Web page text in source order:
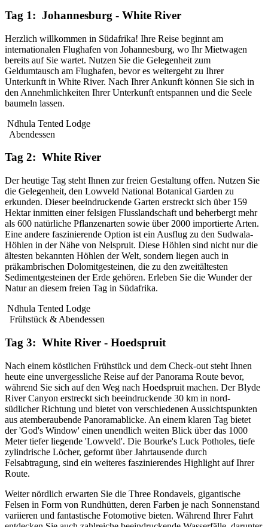
Tag 1: Johannesburg - White River
Herzlich willkommen in Südafrika! Ihre Reise beginnt am
internationalen Flughafen von Johannesburg, wo Ihr Mietwagen
bereits auf Sie wartet. Nutzen Sie die Gelegenheit zum
Geldumtausch am Flughafen, bevor es weitergeht zu Ihrer
Unterkunft in White River. Nach Ihrer Ankunft können Sie sich in
den Annehmlichkeiten Ihrer Unterkunft entspannen und die Seele
baumeln lassen.
Ndhula Tented Lodge
Abendessen
Tag 2: White River
Der heutige Tag steht Ihnen zur freien Gestaltung offen. Nutzen Sie
die Gelegenheit, den Lowveld National Botanical Garden zu
erkunden. Dieser beeindruckende Garten erstreckt sich über 159
Hektar inmitten einer felsigen Flusslandschaft und beherbergt mehr
als 600 natürliche Pflanzenarten sowie über 2000 importierte Arten.
Eine andere faszinierende Option ist ein Ausflug zu den Sudwala-
Höhlen in der Nähe von Nelspruit. Diese Höhlen sind nicht nur die
ältesten bekannten Höhlen der Welt, sondern liegen auch in
präkambrischen Dolomitgesteinen, die zu den zweitältesten
Sedimentgesteinen der Erde gehören. Erleben Sie die Wunder der
Natur an diesem freien Tag in Südafrika.
Ndhula Tented Lodge
Frühstück & Abendessen
Tag 3: White River - Hoedspruit
Nach einem köstlichen Frühstück und dem Check-out steht Ihnen
heute eine unvergessliche Reise auf der Panorama Route bevor,
während Sie sich auf den Weg nach Hoedspruit machen. Der Blyde
River Canyon erstreckt sich beeindruckende 30 km in nord-
südlicher Richtung und bietet von verschiedenen Aussichtspunkten
aus atemberaubende Panoramablicke. An einem klaren Tag bietet
der 'God's Window' einen unendlich weiten Blick über das 1000
Meter tiefer liegende 'Lowveld'. Die Bourke's Luck Potholes, tiefe
zylindrische Löcher, geformt über Jahrtausende durch
Felsabtragung, sind ein weiteres faszinierendes Highlight auf Ihrer
Route.
Weiter nördlich erwarten Sie die Three Rondavels, gigantische
Felsen in Form von Rundhütten, deren Farben je nach Sonnenstand
variieren und fantastische Fotomotive bieten. Während Ihrer Fahrt